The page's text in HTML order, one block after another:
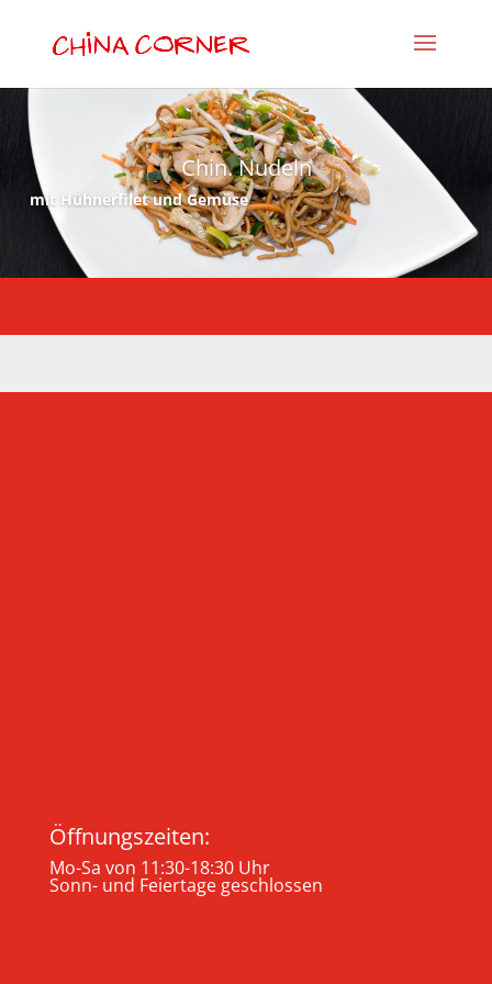
Chin. Nudeln
mit Hühnerfilet und Gemüse
Öffnungszeiten:
Mo-Sa von 11:30-18:30 Uhr
Sonn- und Feiertage geschlossen